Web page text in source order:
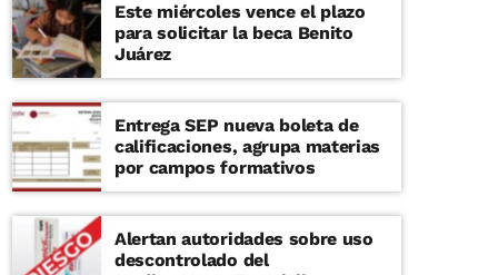
Este miércoles vence el plazo
para solicitar la beca Benito
Juárez
Entrega SEP nueva boleta de
calificaciones, agrupa materias
por campos formativos
Alertan autoridades sobre uso
descontrolado del